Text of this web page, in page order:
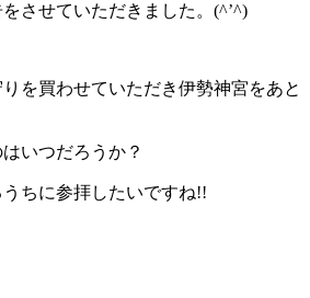
させていただきました。(^’^)
を買わせていただき伊勢神宮をあと
いつだろうか？
ちに参拝したいですね!!